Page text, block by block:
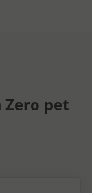
Zero pet